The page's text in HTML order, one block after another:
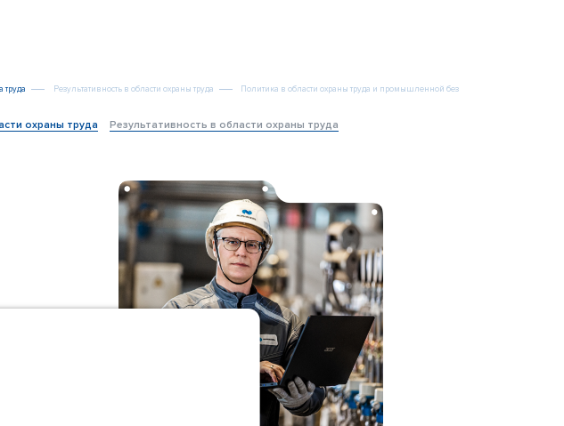
труда Результативность в области охраны труда Политика в области охраны труда и промышленной безопасности
охраны труда Результативность в области охраны труда